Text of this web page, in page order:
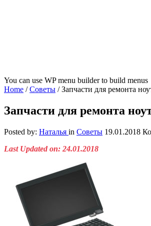
You can use WP menu builder to build menus
Home /Советы /Запчасти для ремонта
Запчасти для ремонта
Posted by: Наталья in Советы 19.01.2018
Last Updated on: 24.01.2018